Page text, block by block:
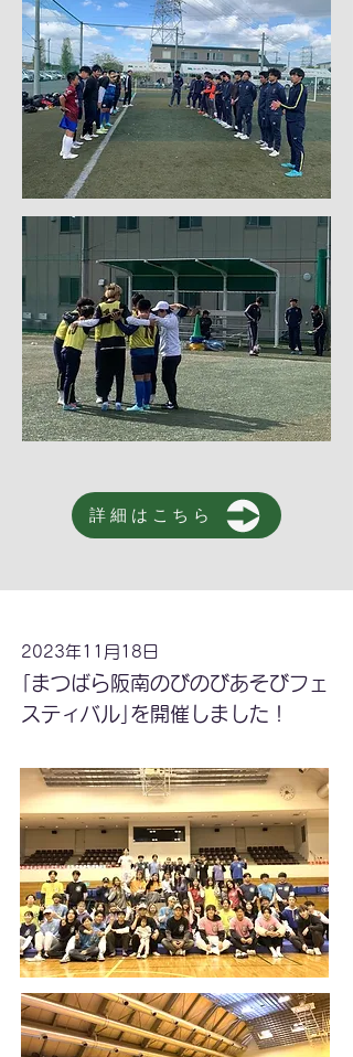
詳細はこちら
2023年11月18日
｢まつばら阪南のびのびあそびフェ
スティバル｣を開催しました！